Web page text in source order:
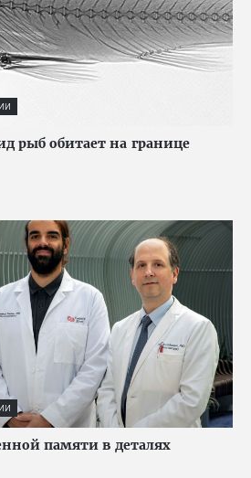
рыб обитает на границе
памяти в деталях